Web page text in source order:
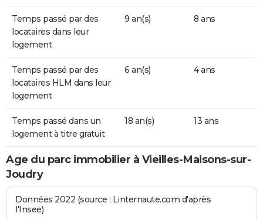
Temps passé par des
locataires dans leur
logement
9 an(s) 8 ans
Temps passé par des
locataires HLM dans leur
logement
6 an(s) 4 ans
Temps passé dans un
logement à titre gratuit
18 an(s) 13 ans
Age du parc immobilier à Vieilles-Maisons-sur-
Joudry
Données 2022 (source : Linternaute.com d'après
l'Insee)